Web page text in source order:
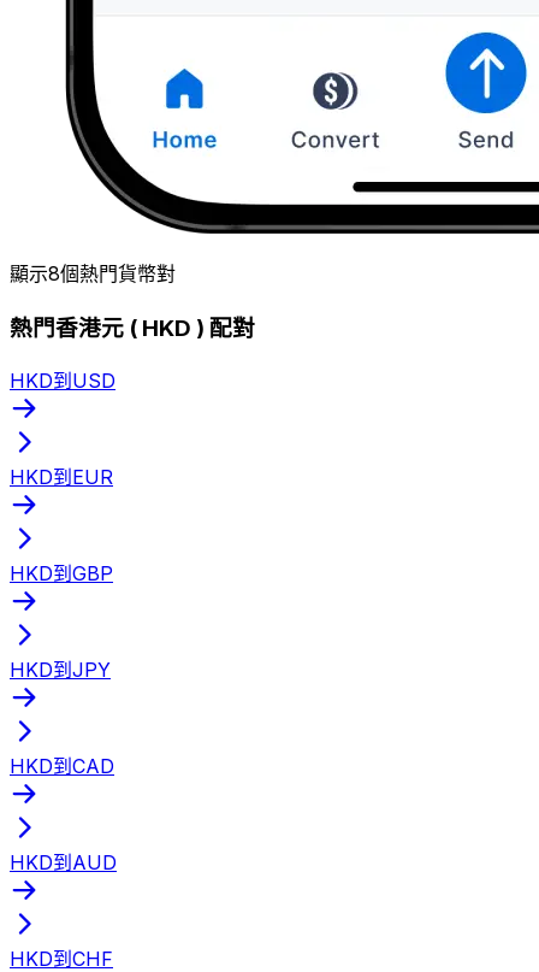
顯示8個熱門貨幣對
熱門香港元 ( HKD ) 配對
HKD到USD
HKD到EUR
HKD到GBP
HKD到JPY
HKD到CAD
HKD到AUD
HKD到CHF